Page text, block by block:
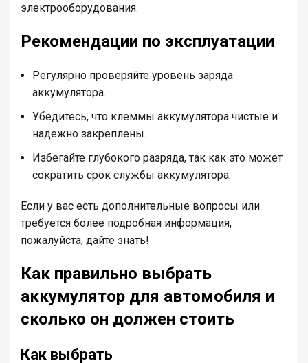
электрооборудования.
Рекомендации по эксплуатации
Регулярно проверяйте уровень заряда
аккумулятора.
Убедитесь, что клеммы аккумулятора чистые и
надежно закреплены.
Избегайте глубокого разряда, так как это может
сократить срок службы аккумулятора.
Если у вас есть дополнительные вопросы или
требуется более подробная информация,
пожалуйста, дайте знать!
Как правильно выбрать
аккумулятор для автомобиля и
сколько он должен стоить
Как выбрать